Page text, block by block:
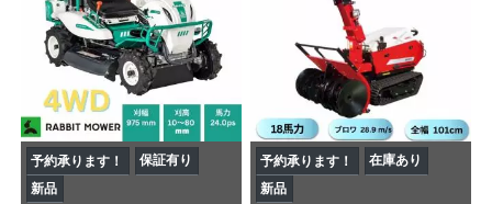
予約承ります！
保証有り
新品
予約承ります！
在庫あり
新品